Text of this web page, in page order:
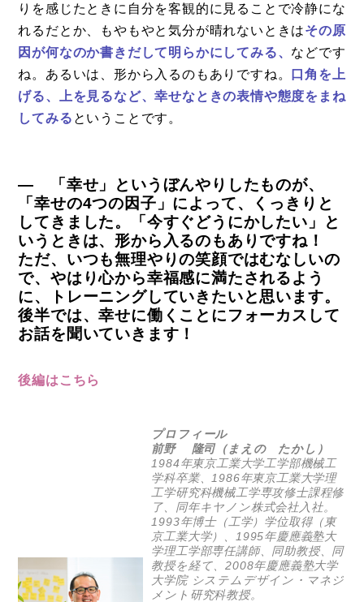
りを感じたときに自分を客観的に見ることで冷静にな
れるだとか、もやもやと気分が晴れないときはその原
因が何なのか書きだして明らかにしてみる、 などです
ね。あるいは、形から入るのもありですね。
口角を上
げる、上を見るなど、幸せなときの表情や態度をまね
してみる ということです。
― 「幸せ」というぼんやりしたものが、
「幸せの4つの因子」によって、くっきりと
してきました。「今すぐどうにかしたい」と
いうときは、形から入るのもありですね！
ただ、いつも無理やりの笑顔ではむなしいの
で、やはり心から幸福感に満たされるよう
に、トレーニングしていきたいと思います。
後半では、幸せに働くことにフォーカスして
お話を聞いていきます！
後編はこちら
プロフィール
前野 隆司（まえの たかし）
1984年東京工業大学工学部機械工
学科卒業、1986年東京工業大学理
工学研究科機械工学専攻修士課程修
了、同年キヤノン株式会社入社。
1993年博士（工学）学位取得（東
京工業大学）、1995年慶應義塾大
学理工学部専任講師、同助教授、同
教授を経て、2008年慶應義塾大学
大学院 システムデザイン・マネジ
メント研究科教授。